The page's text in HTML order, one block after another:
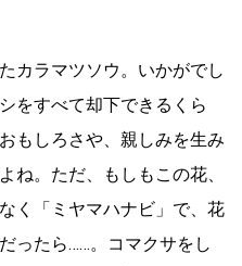
カラマツソウ。いかがでし
をすべて却下できるくら
もしろさや、親しみを生み
ね。ただ、もしもこの花、
く「ミヤマハナビ」で、花
ったら……。コマクサをし